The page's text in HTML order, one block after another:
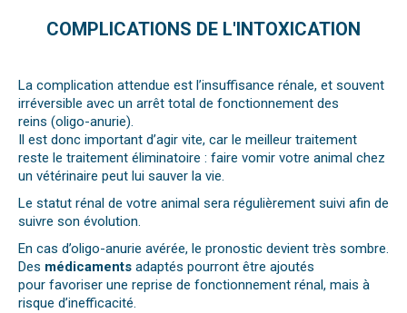
COMPLICATIONS DE L'INTOXICATION
La complication attendue est l’insuffisance rénale, et souvent
irréversible avec un arrêt total de fonctionnement des
reins (oligo-anurie).
Il est donc important d’agir vite, car le meilleur traitement
reste le traitement éliminatoire : faire vomir votre animal chez
un vétérinaire peut lui sauver la vie.
Le statut rénal de votre animal sera régulièrement suivi afin de
suivre son évolution.
En cas d’oligo-anurie avérée, le pronostic devient très sombre.
Des médicaments adaptés pourront être ajoutés
pour favoriser une reprise de fonctionnement rénal, mais à
risque d’inefficacité.